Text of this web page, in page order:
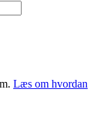
Læs om hvordan